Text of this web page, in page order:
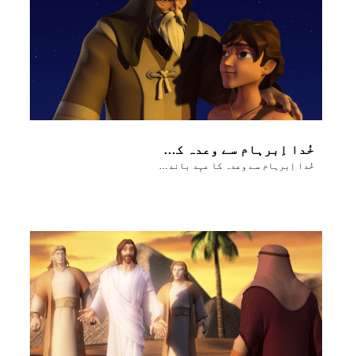
خُدا اِبرہام سے وعدہ کا عہِد باندھتا ہے
خُدا اِبرہام سے وعدہ کا عہِد باندھتا ہے